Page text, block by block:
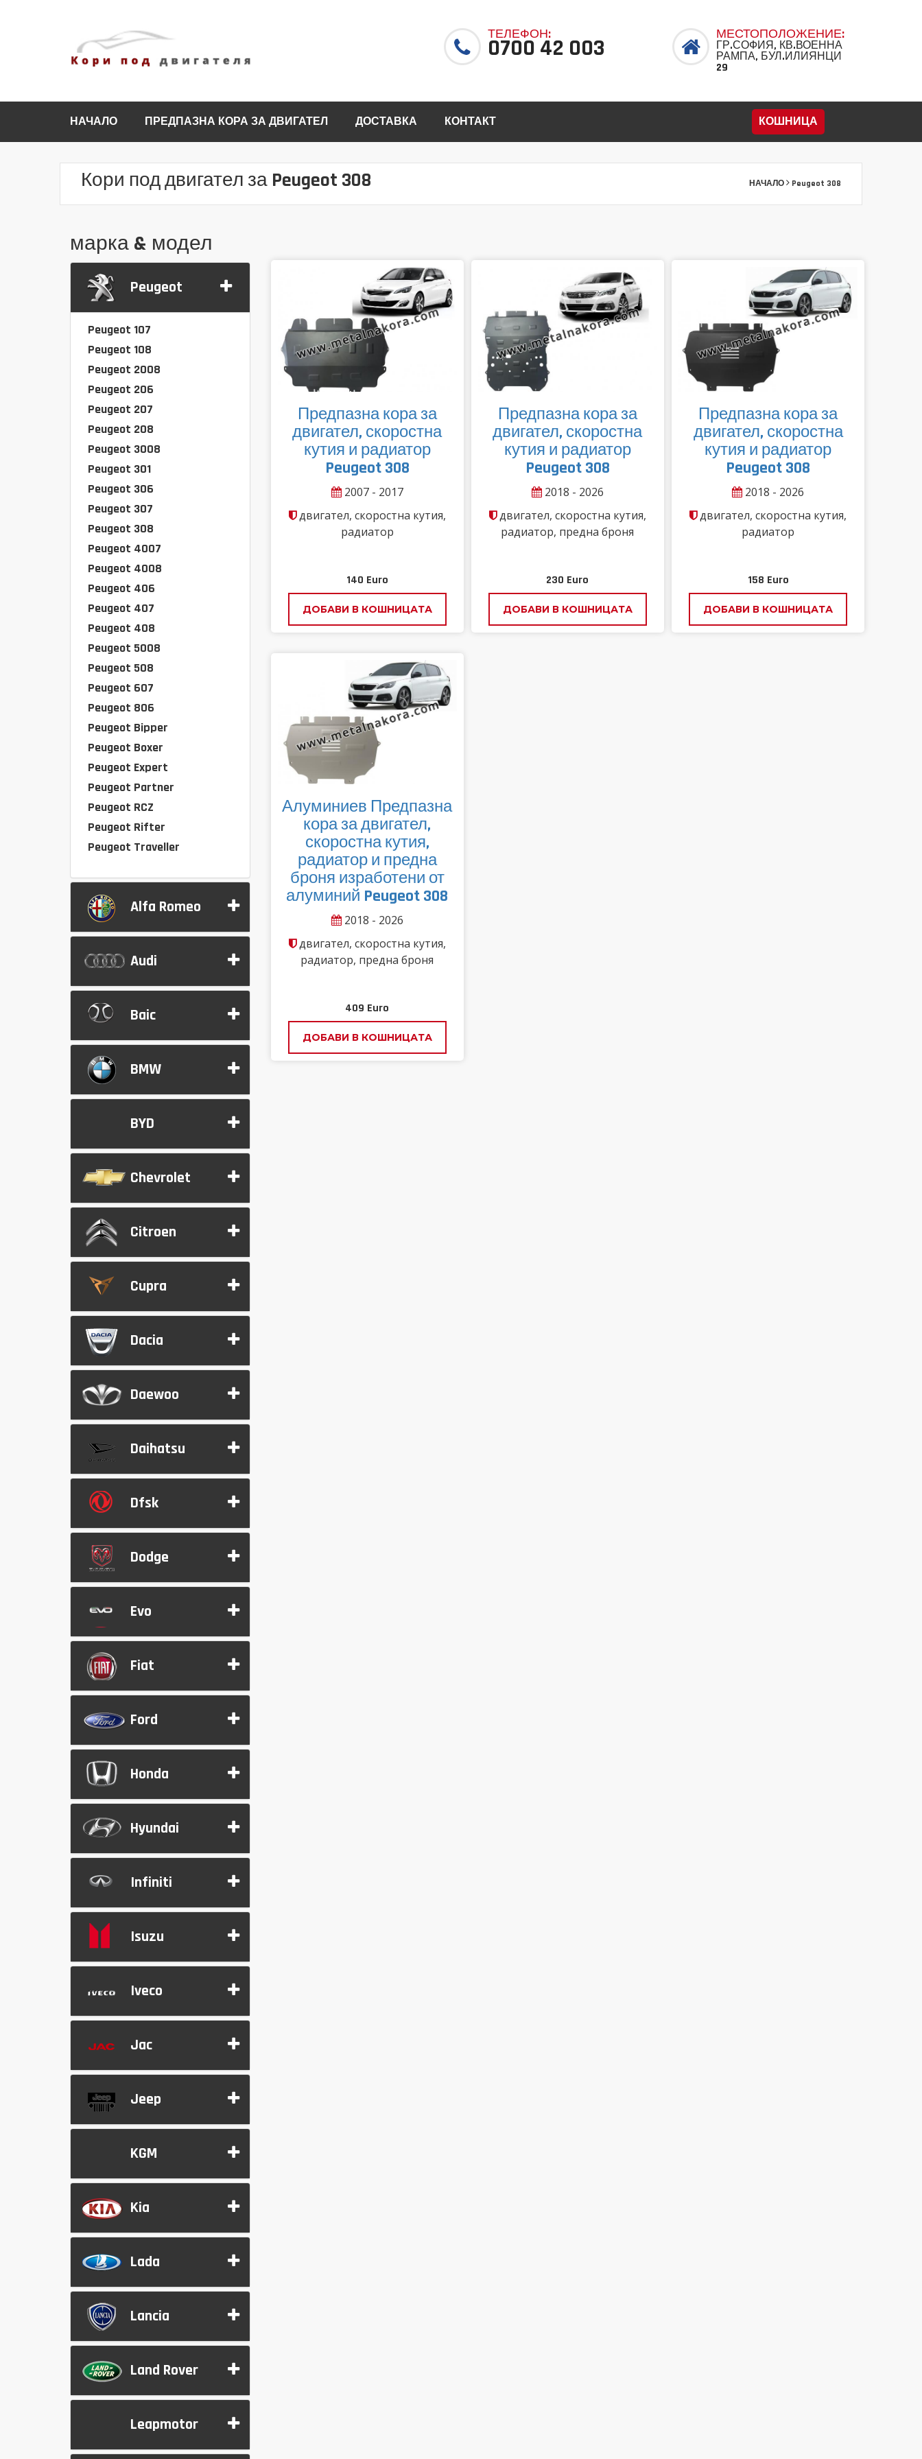
ТЕЛЕФОН:
0700 42 003 МЕСТОПОЛОЖЕНИЕ:
ГР.СОФИЯ, КВ.ВОЕННА
РАМПА, БУЛ.ИЛИЯНЦИ
29
НАЧАЛО ПРЕДПАЗНА КОРА ЗА ДВИГАТЕЛ ДОСТАВКА КОНТАКТ КОШНИЦА
Кори под двигател за Peugeot 308 НАЧАЛО Peugeot 308
марка & модел
Peugeot
Peugeot 107
Peugeot 108
Peugeot 2008
Peugeot 206
Peugeot 207
Peugeot 208
Peugeot 3008
Peugeot 301
Peugeot 306
Peugeot 307
Peugeot 308
Peugeot 4007
Peugeot 4008
Peugeot 406
Peugeot 407
Peugeot 408
Peugeot 5008
Peugeot 508
Peugeot 607
Peugeot 806
Peugeot Bipper
Peugeot Boxer
Peugeot Expert
Peugeot Partner
Peugeot RCZ
Peugeot Rifter
Peugeot Traveller
Alfa Romeo
Audi
Baic
BMW
BYD
Chevrolet
Citroen
Cupra
Dacia
Daewoo
Daihatsu
Dfsk
Dodge
Evo
Fiat
Ford
Honda
Hyundai
Infiniti
Isuzu
Iveco
Jac
Jeep
KGM
Kia
Lada
Lancia
Land Rover
Leapmotor
Предпазна кора за
двигател, скоростна
кутия и радиатор
Peugeot 308
2007 - 2017
двигател, скоростна кутия,
радиатор
140 Euro
ДОБАВИ В КОШНИЦАТА
Предпазна кора за
двигател, скоростна
кутия и радиатор
Peugeot 308
2018 - 2026
двигател, скоростна кутия,
радиатор, предна броня
230 Euro
ДОБАВИ В КОШНИЦАТА
Предпазна кора за
двигател, скоростна
кутия и радиатор
Peugeot 308
2018 - 2026
двигател, скоростна кутия,
радиатор
158 Euro
ДОБАВИ В КОШНИЦАТА
Алуминиев Предпазна
кора за двигател,
скоростна кутия,
радиатор и предна
броня изработени от
алуминий Peugeot 308
2018 - 2026
двигател, скоростна кутия,
радиатор, предна броня
409 Euro
ДОБАВИ В КОШНИЦАТА